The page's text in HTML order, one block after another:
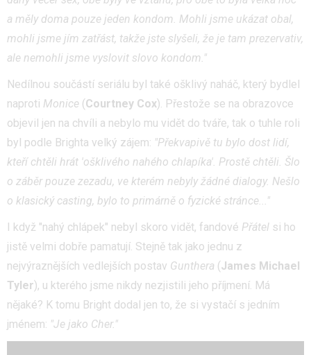
a měly doma pouze jeden kondom. Mohli jsme ukázat obal,
mohli jsme jím zatřást, takže jste slyšeli, že je tam prezervativ,
ale nemohli jsme vyslovit slovo kondom."
Nedílnou součástí seriálu byl také ošklivý naháč, který bydlel
naproti Monice (Courtney Cox). Přestože se na obrazovce
objevil jen na chvíli a nebylo mu vidět do tváře, tak o tuhle roli
byl podle Brighta velký zájem: "Překvapivě tu bylo dost lidí,
kteří chtěli hrát 'ošklivého nahého chlapíka'. Prostě chtěli. Šlo
o záběr pouze zezadu, ve kterém nebyly žádné dialogy. Nešlo
o klasický casting, bylo to primárně o fyzické stránce..."
I když "nahý chlápek" nebyl skoro vidět, fandové Přátel si ho
jistě velmi dobře pamatují. Stejně tak jako jednu z
nejvýraznějších vedlejších postav Gunthera (James Michael
Tyler), u kterého jsme nikdy nezjistili jeho příjmení. Má
nějaké? K tomu Bright dodal jen to, že si vystačí s jedním
jménem: "Je jako Cher."